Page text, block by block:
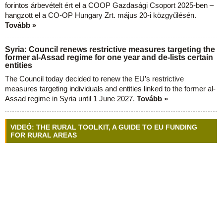
forintos árbevételt ért el a COOP Gazdasági Csoport 2025-ben –
hangzott el a CO-OP Hungary Zrt. május 20-i közgyűlésén.
Tovább »
Syria: Council renews restrictive measures targeting the
former al-Assad regime for one year and de-lists certain
entities
The Council today decided to renew the EU’s restrictive
measures targeting individuals and entities linked to the former al-
Assad regime in Syria until 1 June 2027. Tovább »
VIDEÓ: THE RURAL TOOLKIT, A GUIDE TO EU FUNDING
FOR RURAL AREAS